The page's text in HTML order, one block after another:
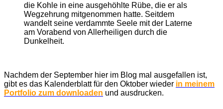
die Kohle in eine ausgehöhlte Rübe, die er als
Wegzehrung mitgenommen hatte. Seitdem
wandelt seine verdammte Seele mit der Laterne
am Vorabend von Allerheiligen durch die
Dunkelheit.
Nachdem der September hier im Blog mal ausgefallen ist,
gibt es das Kalenderblatt für den Oktober wieder in meinem
Portfolio zum downloaden und ausdrucken.